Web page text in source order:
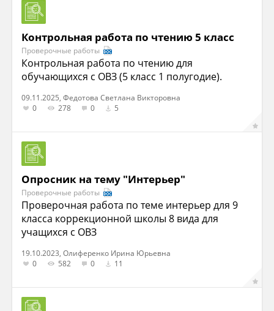
Контрольная работа по чтению 5 класс
Проверочные работы
Контрольная работа по чтению для
обучающихся с ОВЗ (5 класс 1 полугодие).
09.11.2025, Федотова Светлана Викторовна
0
278 0 5
Опросник на тему "Интерьер"
Проверочные работы
Проверочная работа по теме интерьер для 9
класса коррекционной школы 8 вида для
учащихся с ОВЗ
19.10.2023, Олиференко Ирина Юрьевна
0
582 0 11